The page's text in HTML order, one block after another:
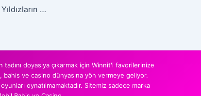
2026 G Grubu Analizi: Yıldızların Vedası ve Kıtalararası Rekabet
doyasıya çıkarmak için Winnit'i favorilerinize
bahis ve casino dünyasına yön vermeye geliyor.
oynatılmamaktadır. Sitemiz sadece marka